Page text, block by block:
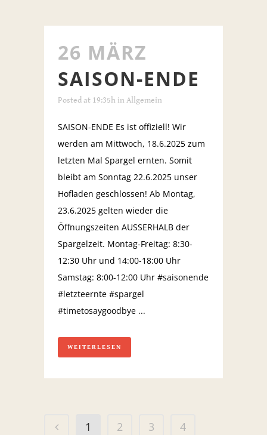
26 MÄRZ
SAISON-ENDE
Posted at 19:35h in Allgemein
SAISON-ENDE Es ist offiziell! Wir
werden am Mittwoch, 18.6.2025 zum
letzten Mal Spargel ernten. Somit
bleibt am Sonntag 22.6.2025 unser
Hofladen geschlossen! Ab Montag,
23.6.2025 gelten wieder die
Öffnungszeiten AUSSERHALB der
Spargelzeit. Montag-Freitag: 8:30-
12:30 Uhr und 14:00-18:00 Uhr
Samstag: 8:00-12:00 Uhr #saisonende
#letzteernte #spargel
#timetosaygoodbye ...
WEITERLESEN
1 2 3
4